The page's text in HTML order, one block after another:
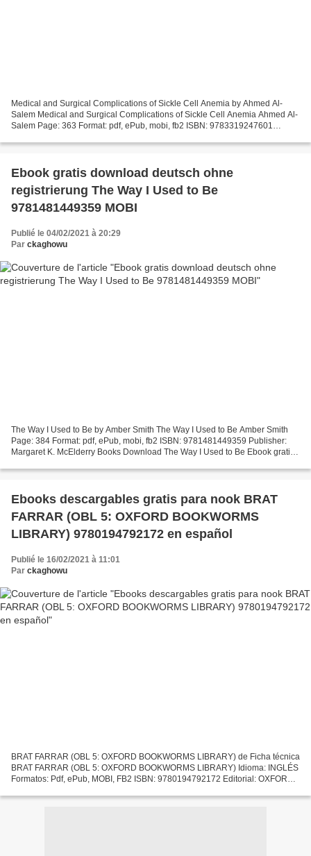
Medical and Surgical Complications of Sickle Cell Anemia by Ahmed Al-
Salem Medical and Surgical Complications of Sickle Cell Anemia Ahmed Al-
Salem Page: 363 Format: pdf, ePub, mobi, fb2 ISBN: 9783319247601
Ebook gratis download deutsch ohne
registrierung The Way I Used to Be
9781481449359 MOBI
Publié le 04/02/2021 à 20:29
Par ckaghowu
The Way I Used to Be by Amber Smith The Way I Used to Be Amber Smith
Page: 384 Format: pdf, ePub, mobi, fb2 ISBN: 9781481449359 Publisher:
Margaret K. McElderry Books Download The Way I Used to Be Ebook gratis
Ebooks descargables gratis para nook BRAT
FARRAR (OBL 5: OXFORD BOOKWORMS
LIBRARY) 9780194792172 en español
Publié le 16/02/2021 à 11:01
Par ckaghowu
BRAT FARRAR (OBL 5: OXFORD BOOKWORMS LIBRARY) de Ficha técnica
BRAT FARRAR (OBL 5: OXFORD BOOKWORMS LIBRARY) Idioma: INGLÉS
Formatos: Pdf, ePub, MOBI, FB2 ISBN: 9780194792172 Editorial: OXFORD